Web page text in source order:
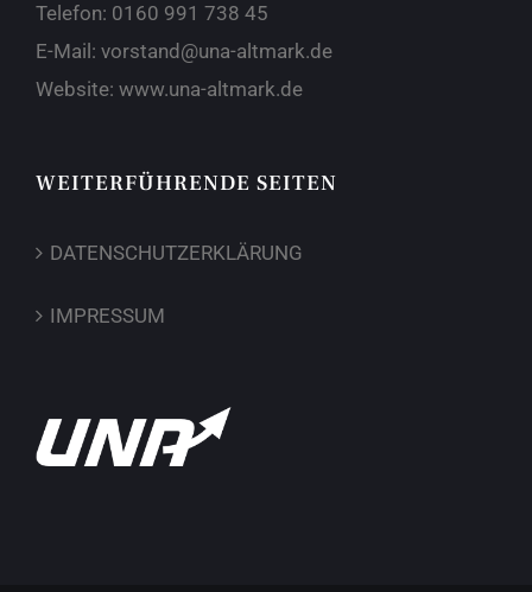
Telefon: 0160 991 738 45
E-Mail: vorstand@una-altmark.de
Website: www.una-altmark.de
WEITERFÜHRENDE SEITEN
DATENSCHUTZERKLÄRUNG
IMPRESSUM